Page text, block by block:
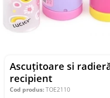
Ascuțitoare si
recipient
Cod produs:TOE2110